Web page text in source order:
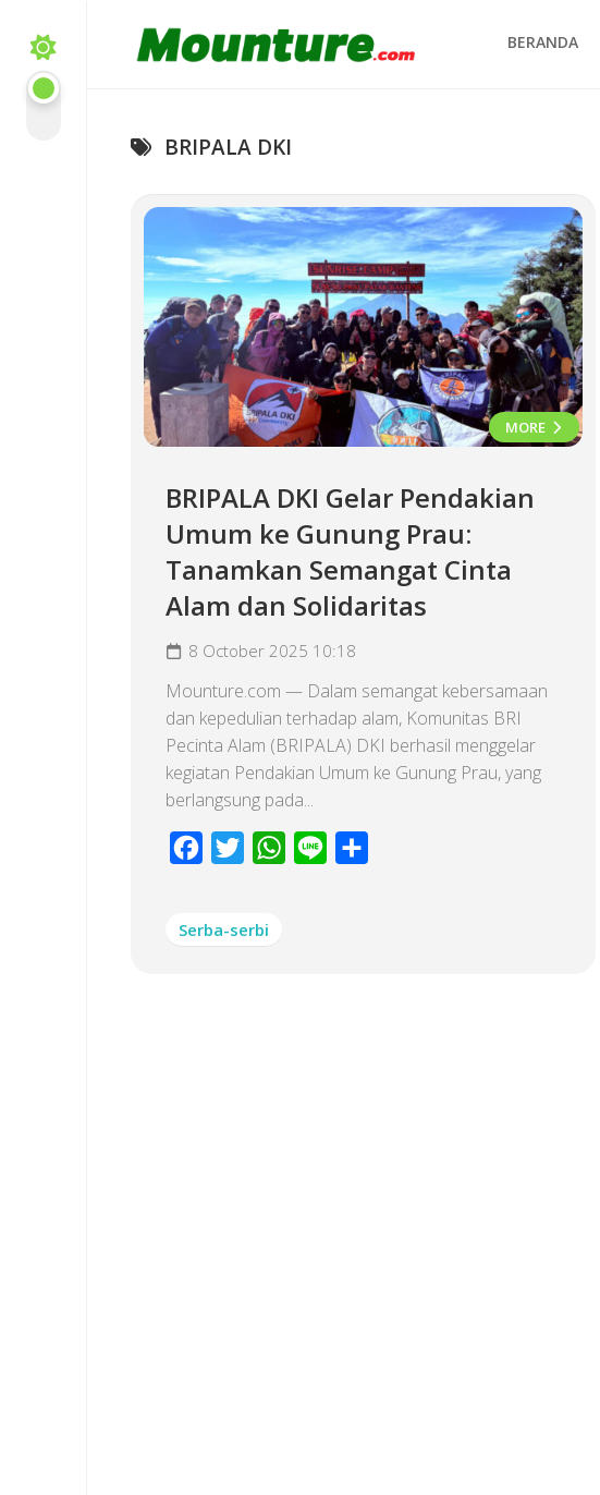
content
BERANDA
BRIPALA DKI
MORE
BRIPALA DKI Gelar Pendakian
Umum ke Gunung Prau:
Tanamkan Semangat Cinta
Alam dan Solidaritas
8 October 2025 10:18
Mounture.com — Dalam semangat kebersamaan
dan kepedulian terhadap alam, Komunitas BRI
Pecinta Alam (BRIPALA) DKI berhasil menggelar
kegiatan Pendakian Umum ke Gunung Prau, yang
berlangsung pada...
Facebook
Twitter WhatsApp
Line
Serba-serbi